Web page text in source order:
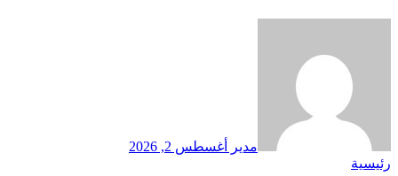
مدير
أغسطس 2, 2026
رئيسية